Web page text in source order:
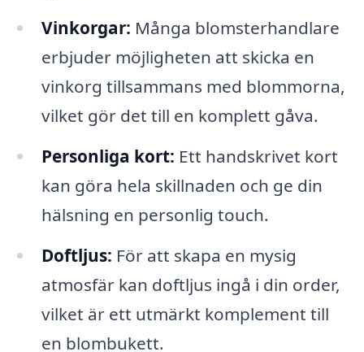
Vinkorgar: Många blomsterhandlare
erbjuder möjligheten att skicka en
vinkorg tillsammans med blommorna,
vilket gör det till en komplett gåva.
Personliga kort: Ett handskrivet kort
kan göra hela skillnaden och ge din
hälsning en personlig touch.
Doftljus: För att skapa en mysig
atmosfär kan doftljus ingå i din order,
vilket är ett utmärkt komplement till
en blombukett.